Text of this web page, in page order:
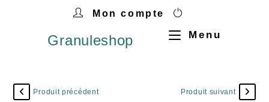
Mon compte
Granuleshop Menu
Produit précédent Produit suivant